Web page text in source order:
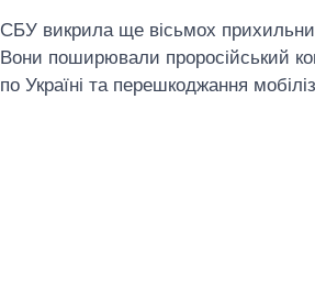
СБУ викрила ще вісьмох
Вони поширювали проросійський
по Україні та перешкоджання